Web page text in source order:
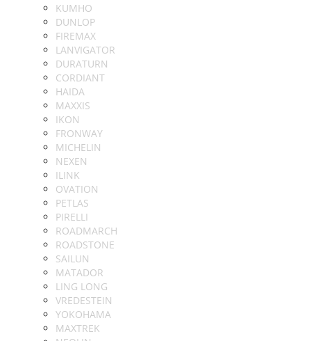
KUMHO
DUNLOP
FIREMAX
LANVIGATOR
DURATURN
CORDIANT
HAIDA
MAXXIS
IKON
FRONWAY
MICHELIN
NEXEN
ILINK
OVATION
PETLAS
PIRELLI
ROADMARCH
ROADSTONE
SAILUN
MATADOR
LING LONG
VREDESTEIN
YOKOHAMA
MAXTREK